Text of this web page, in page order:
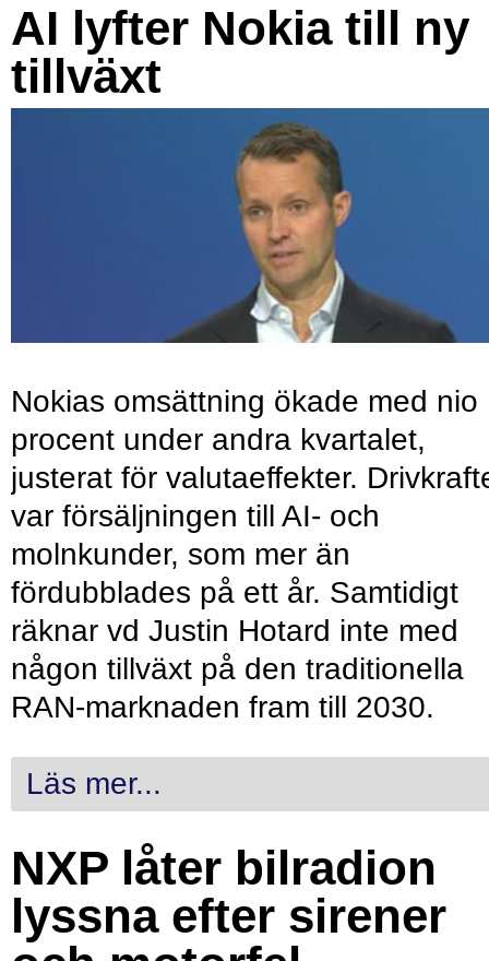
AI lyfter Nokia till ny
tillväxt
Nokias omsättning ökade med nio
procent under andra kvartalet,
justerat för valutaeffekter.
var försäljningen till AI- och
molnkunder, som mer än
fördubblades på ett år. Samtidigt
räknar vd Justin Hotard inte med
någon tillväxt på den traditionella
RAN-marknaden fram till 2030.
Läs mer...
NXP låter bilradion
lyssna efter sirener